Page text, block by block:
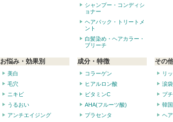
シャンプー・コンディシ
ョナー
ヘアパック・トリートメ
ント
白髪染め・ヘアカラー・
ブリーチ
お悩み・効果別
美白
毛穴
ニキビ
うるおい
アンチエイジング
成分・特徴
コラーゲン
ヒアルロン酸
ビタミンC
AHA(フルーツ酸)
プラセンタ
その
リ
涙
プ
韓
ヘ